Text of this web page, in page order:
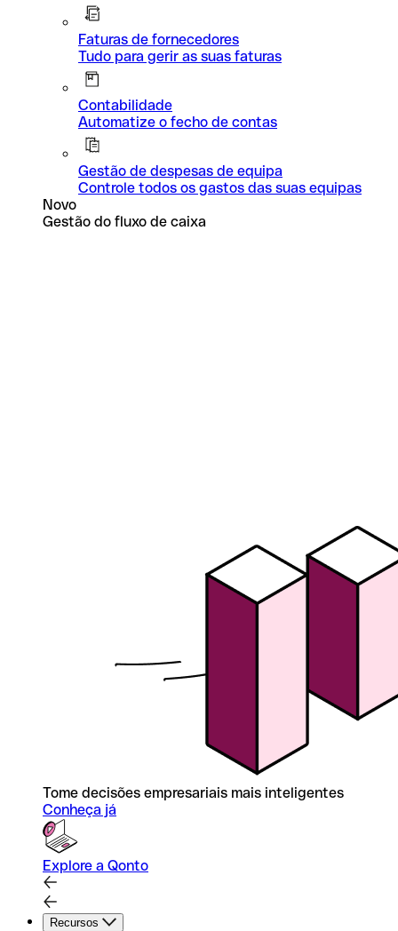
Faturas de fornecedores
Tudo para gerir as suas faturas
Contabilidade
Automatize o fecho de contas
Gestão de despesas de equipa
Controle todos os gastos das suas equipas
Novo
Gestão do fluxo de caixa
Tome decisões empresariais mais inteligentes
Conheça já
Explore a Qonto
Recursos